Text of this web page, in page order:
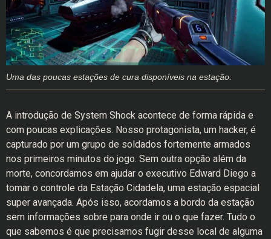
Uma das poucas estações de cura disponíveis na estação.
A introdução de System Shock acontece de forma rápida e
com poucas explicações. Nosso protagonista, um hacker, é
capturado por um grupo de soldados fortemente armados
nos primeiros minutos do jogo. Sem outra opção além da
morte, concordamos em ajudar o executivo Edward Diego a
tomar o controle da Estação Cidadela, uma estação espacial
super avançada. Após isso, acordamos a bordo da estação
sem informações sobre para onde ir ou o que fazer. Tudo o
que sabemos é que precisamos fugir desse local de alguma